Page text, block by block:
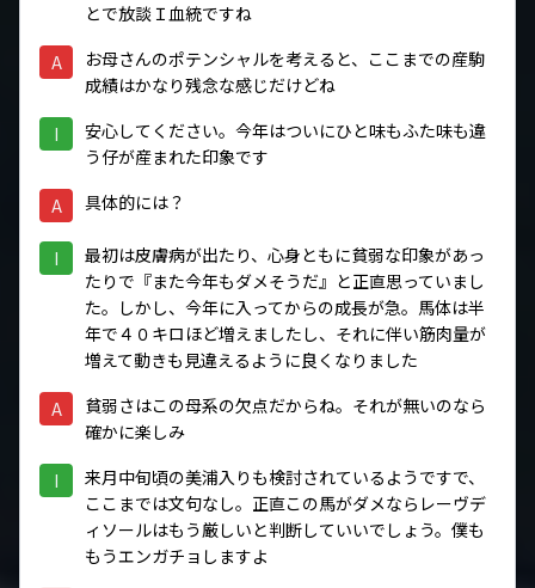
とで放談Ｉ血統ですね
A
お母さんのポテンシャルを考えると、ここまでの産駒
成績はかなり残念な感じだけどね
I
安心してください。今年はついにひと味もふた味も違
う仔が産まれた印象です
A 具体的には？
I
最初は皮膚病が出たり、心身ともに貧弱な印象があっ
たりで『また今年もダメそうだ』と正直思っていまし
た。しかし、今年に入ってからの成長が急。馬体は半
年で４０キロほど増えましたし、それに伴い筋肉量が
増えて動きも見違えるように良くなりました
A
貧弱さはこの母系の欠点だからね。それが無いのなら
確かに楽しみ
I
来月中旬頃の美浦入りも検討されているようですで、
ここまでは文句なし。正直この馬がダメならレーヴデ
ィソールはもう厳しいと判断していいでしょう。僕も
もうエンガチョしますよ